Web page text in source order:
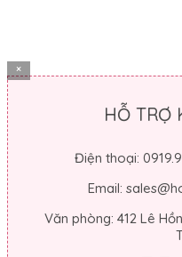
×
HỖ TRỢ
Điện thoại:
Email:
Văn phòng: 412 Lê